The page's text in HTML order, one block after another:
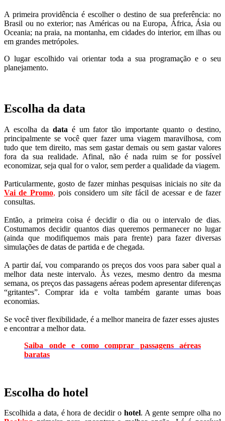
A primeira providência é escolher o destino de sua preferência: no
Brasil ou no exterior; nas Américas ou na Europa, África, Ásia ou
Oceania; na praia, na montanha, em cidades do interior, em ilhas ou
em grandes metrópoles.
O lugar escolhido vai orientar toda a sua programação e o seu
planejamento.
Escolha da data
A escolha da data é um fator tão importante quanto o destino,
principalmente se você quer fazer uma viagem maravilhosa, com
tudo que tem direito, mas sem gastar demais ou sem gastar valores
fora da sua realidade. Afinal, não é nada ruim se for possível
economizar, seja qual for o valor, sem perder a qualidade da viagem.
Particularmente, gosto de fazer minhas pesquisas iniciais no siteda
Vai de Promo, pois considero um site fácil de acessar e de fazer
consultas.
Então, a primeira coisa é decidir o dia ou o intervalo de dias.
Costumamos decidir quantos dias queremos permanecer no lugar
(ainda que modifiquemos mais para frente) para fazer diversas
simulações de datas de partida e de chegada.
A partir daí, vou comparando os preços dos voos para saber qual a
melhor data neste intervalo. Às vezes, mesmo dentro da mesma
semana, os preços das passagens aéreas podem apresentar diferenças
“gritantes”. Comprar ida e volta também garante umas boas
economias.
Se você tiver flexibilidade, é a melhor maneira de fazer esses ajustes
e encontrar a melhor data.
Saiba onde e como comprar passagens aéreas
baratas
Escolha do hotel
Escolhida a data, é hora de decidir o hotel. A gente sempre olha no